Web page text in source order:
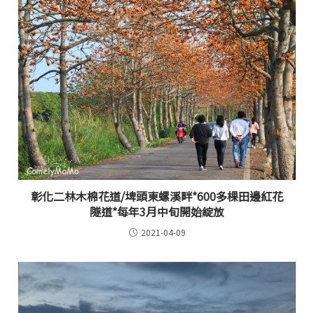
彰化二林木棉花道/埤頭東螺溪畔*600多棵田邊紅花
隧道*每年3月中旬開始綻放
2021-04-09